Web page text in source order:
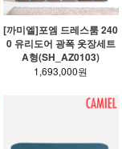
[까미엘]포엠 드레스룸 240
0 유리도어 광폭 옷장세트
A형(SH_AZ0103)
1,693,000원